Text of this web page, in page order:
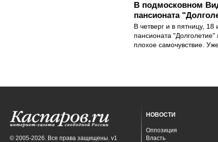
В подмосковном
пансионата
В четверг и в пятницу,
пансионата
плохое самочувствие.
© 2005-2026. Все права защищены. v1
НОВОСТИ
Оппозиция
Власть